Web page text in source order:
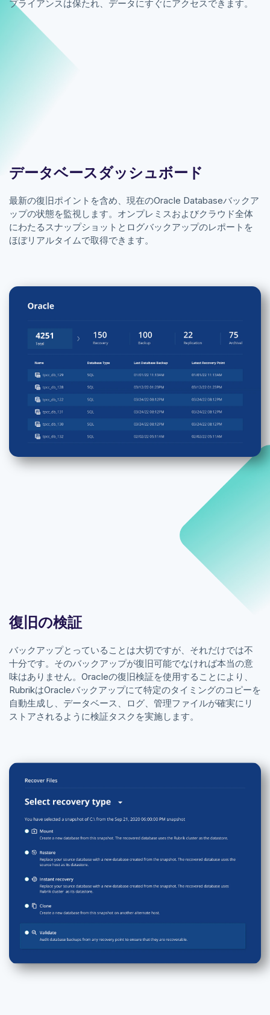
プライアンスは保たれ、データにすぐにアクセスできます。
データベースダッシュボード
最新の復旧ポイントを含め、現在のOracle Databaseバックア
ップの状態を監視します。オンプレミスおよびクラウド全体
にわたるスナップショットとログバックアップのレポートを
ほぼリアルタイムで取得できます。
復旧の検証
バックアップとっていることは大切ですが、それだけでは不
十分です。そのバックアップが復旧可能でなければ本当の意
味はありません。Oracleの復旧検証を使用することにより、
RubrikはOracleバックアップにて特定のタイミングのコピーを
自動生成し、データベース、ログ、管理ファイルが確実にリ
ストアされるように検証タスクを実施します。